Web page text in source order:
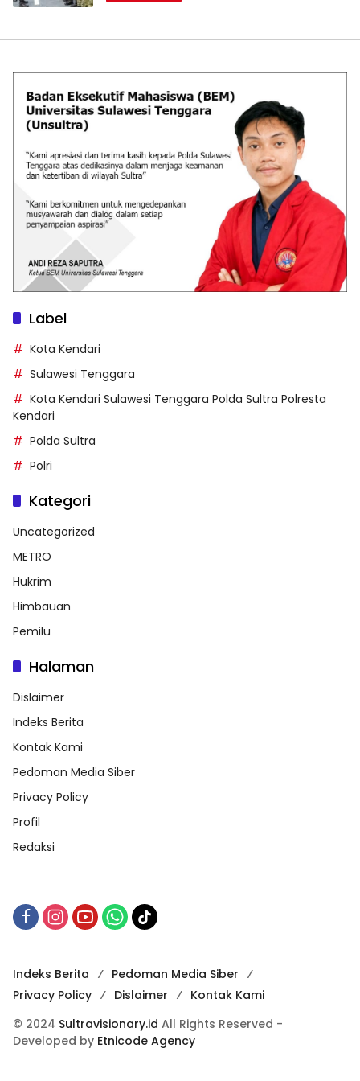
Label
Kota Kendari
Sulawesi Tenggara
Kota Kendari Sulawesi Tenggara Polda Sultra Polresta
Kendari
Polda Sultra
Polri
Kategori
Uncategorized
METRO
Hukrim
Himbauan
Pemilu
Halaman
Dislaimer
Indeks Berita
Kontak Kami
Pedoman Media Siber
Privacy Policy
Profil
Redaksi
Indeks Berita
Pedoman Media Siber
Privacy Policy
Dislaimer
Kontak Kami
© 2024 Sultravisionary.id All Rights Reserved -
Developed by Etnicode Agency